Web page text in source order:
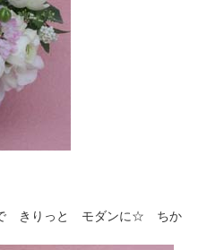
で きりっと モダンに☆ ちか